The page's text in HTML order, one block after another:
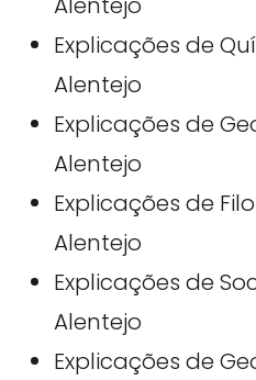
Explicações de
Alentejo
Explicações de
Alentejo
Explicações de
Alentejo
Explicações de
Alentejo
Explicações de